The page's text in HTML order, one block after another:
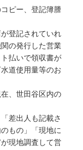
ピー、登記簿謄
登記されていれ
の発行した営業
払いで領収書が
道使用量等のお
、世田谷区内の
差出人も記載さ
もの」「現地に
現地調査して営